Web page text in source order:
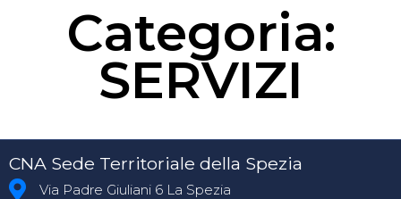
Categoria:
SERVIZI
CNA Sede Territoriale della Spezia
Via Padre Giuliani 6 La Spezia